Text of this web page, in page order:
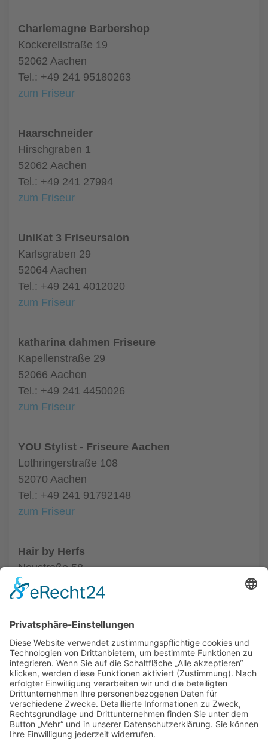
Charlemagne Barbershop
Kockerellstraße 19
52062 Aachen
Tel.: +49 241 95180263
zum Friseur
Haarschneider
Hirschgraben 1
52062 Aachen
Tel.: +49 241 27994
zum Friseur
UniKat 3 Friseursalon
Karlsgraben 29
52064 Aachen
Tel.: +49 241 4012020
zum Friseur
katharina dahmen Friseure
Kapellenstraße 29
52066 Aachen
Tel.: +49 241 4450026
zum Friseur
YOU Stylist - Friseure Aachen
Lothringerstraße 108
52070 Aachen
Tel.: +49 241 91792148
zum Friseur
Hair by Herfs
Neustraße 58
52066 Aachen
Tel.: +49 241 63342
ALLGEMEIN
FRISEURE